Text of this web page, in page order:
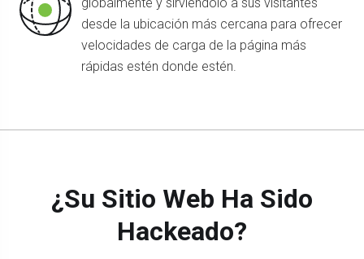
desde la ubicación más cercana para ofrecer
velocidades de carga de la página más
rápidas estén donde estén.
¿Su Sitio Web Ha Sido
Hackeado?